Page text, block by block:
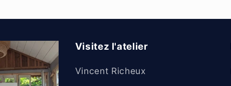
c
t
Visitez l'atelier
Vincent Richeux